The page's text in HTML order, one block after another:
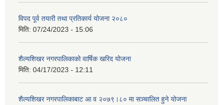
विपद पूर्व तयारी तथा प्रतिकार्य योजना २०८०
मिति: 07/24/2023 - 15:06
शैल्यशिखर नगरपालिकाको वार्षिक खरिद योजना
मिति: 04/17/2023 - 12:11
शैल्यशिखर नगरपालिकाबाट आ व २०७९।८० मा सञ्चालित हुने योजना